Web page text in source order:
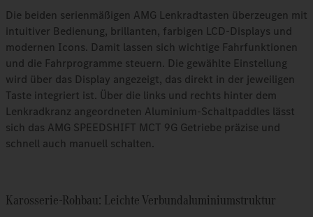
Die beiden serienmäßigen AMG Lenkradtasten überzeugen mit
intuitiver Bedienung, brillanten, farbigen LCD‑Displays und
modernen Icons. Damit lassen sich wichtige Fahrfunktionen
und die Fahrprogramme steuern. Die gewählte Einstellung
wird über das Display angezeigt, das direkt in der jeweiligen
Taste integriert ist. Über die links und rechts hinter dem
Lenkradkranz angeordneten Aluminium-Schaltpaddles lässt
sich das AMG SPEEDSHIFT MCT 9G Getriebe präzise und
schnell auch manuell schalten.
Karosserie-Rohbau: Leichte Verbundaluminiumstruktur